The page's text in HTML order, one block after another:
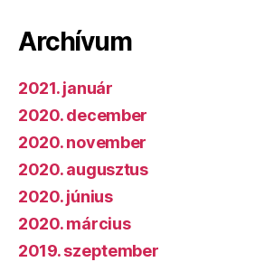
Archívum
2021. január
2020. december
2020. november
2020. augusztus
2020. június
2020. március
2019. szeptember